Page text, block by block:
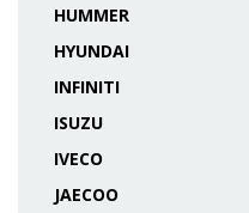
HUMMER
HYUNDAI
INFINITI
ISUZU
IVECO
JAECOO